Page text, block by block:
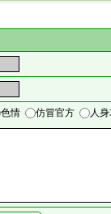
色情 仿冒官方 人